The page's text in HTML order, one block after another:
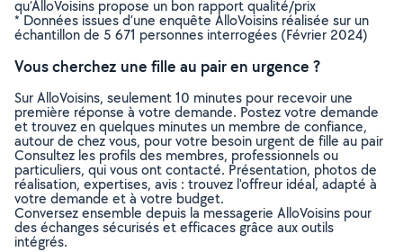
qu’AlloVoisins propose un bon rapport qualité/prix
* Données issues d’une enquête AlloVoisins réalisée sur un
échantillon de 5 671 personnes interrogées (Février 2024)
Vous cherchez une fille au pair en urgence ?
Sur AlloVoisins, seulement 10 minutes pour recevoir une
première réponse à votre demande. Postez votre demande
et trouvez en quelques minutes un membre de confiance,
autour de chez vous, pour votre besoin urgent de fille au pair
Consultez les profils des membres, professionnels ou
particuliers, qui vous ont contacté. Présentation, photos de
réalisation, expertises, avis : trouvez l'offreur idéal, adapté à
votre demande et à votre budget.
Conversez ensemble depuis la messagerie AlloVoisins pour
des échanges sécurisés et efficaces grâce aux outils
intégrés.